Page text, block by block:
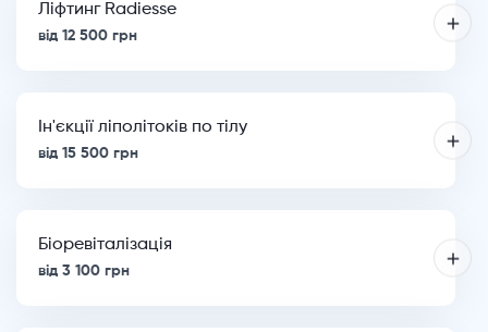
Ліфтинг Radiesse
від 12 500 грн
Ін'єкції ліполітоків по тілу
від 15 500 грн
Біоревіталізація
від 3 100 грн